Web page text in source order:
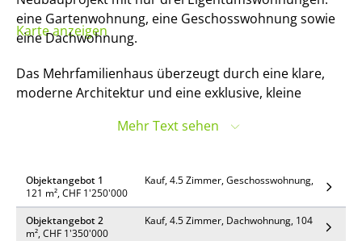
Karte anzeigen
eine Gartenwohnung, eine Geschosswohnung sowie
eine Dachwohnung.
Das Mehrfamilienhaus überzeugt durch eine klare,
moderne Architektur und eine exklusive, kleine
Standard mit Wärmepumpe und Erdwärmesonden
Die Lage bietet eine attraktive Kombination aus
zentraler Erreichbarkeit und Nähe zum Zürichsee.
Mehr Text sehen
Objektangebot 1
Kauf, 4.5 Zimmer, Geschosswohnung,
121 m², CHF 1'250'000
Objektangebot 2
Kauf, 4.5 Zimmer, Dachwohnung, 104
m², CHF 1'350'000